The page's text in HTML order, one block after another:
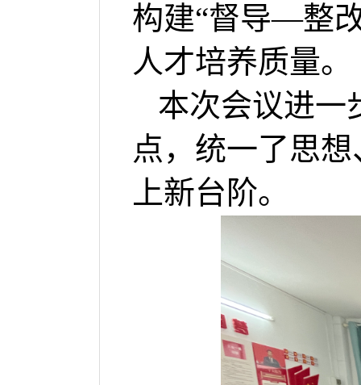
构建“督导—整
人才培养质量。
本次会议进一
点 ，统一了思
上新台阶。